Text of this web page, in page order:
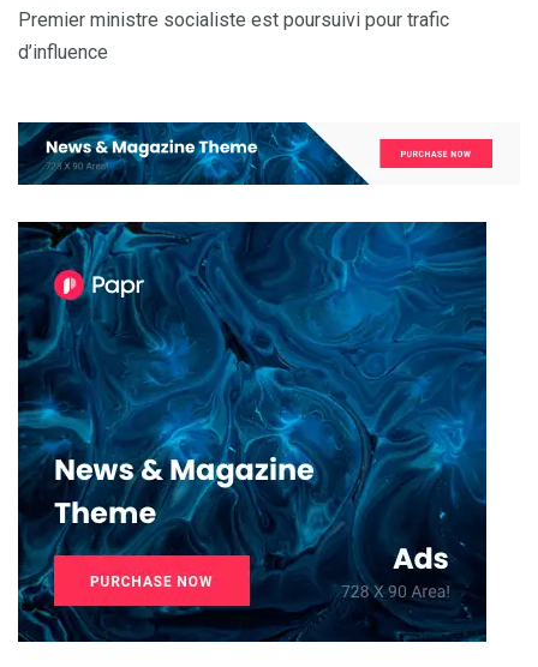
Premier ministre socialiste est poursuivi pour trafic
d’influence